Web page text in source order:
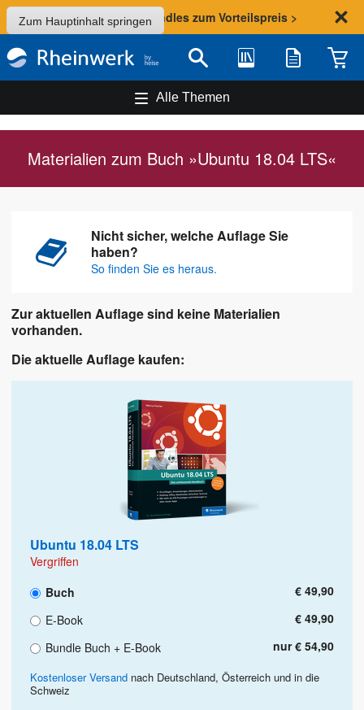
Zum Hauptinhalt springen
Sommer-Aktion: Bundles zum Vorteilspreis >
Suche Bibliothek Merkliste
Alle Themen
Materialien zum Buch »Ubuntu 18.04 LTS«
Nicht sicher, welche Auflage Sie
haben?
So finden Sie es heraus.
Zur aktuellen Auflage sind keine Materialien
vorhanden.
Die aktuelle Auflage kaufen:
Ubuntu 18.04 LTS
Vergriffen
Buch
€ 49,90
E-Book
€ 49,90
Bundle Buch + E-Book
nur € 54,90
Kostenloser Versand nach Deutschland, Österreich und in die
Schweiz